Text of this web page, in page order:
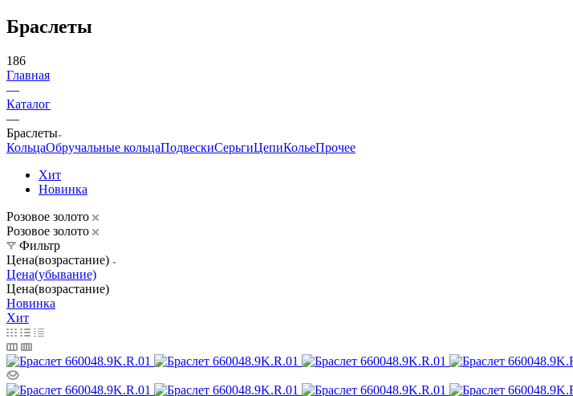
Браслеты
186
Главная
—
Каталог
—
Браслеты
КольцаОбручальные кольцаПодвескиСерьгиЦепиКольеПрочее
Хит
Новинка
Розовое золото
Розовое золото
Фильтр
Цена(возрастание)
Цена(убывание)
Цена(возрастание)
Новинка
Хит